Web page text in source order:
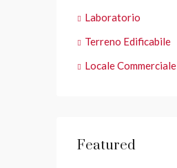
Laboratorio
Terreno Edificabile
Locale Commerciale
Featured